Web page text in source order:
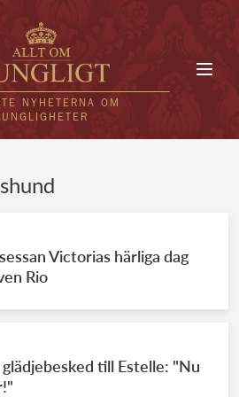
NYHETERNA OM
KUNGAHUS
kungahuset
kungahuset
REDAKTION
Victorias härliga dag
Rio
till Estelle: "Nu